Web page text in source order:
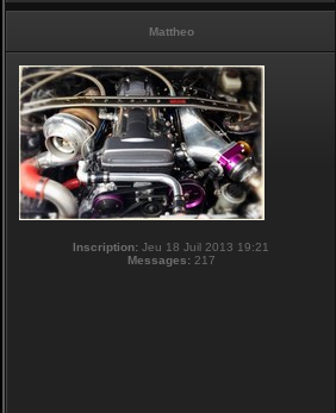
Mattheo
Inscription: Jeu 18 Juil 2013 19:21
Messages:217